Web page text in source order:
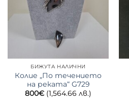
БИЖУТА НАЛИЧНИ
Колие „По течението
на реката“ G729
800€ (1,564.66 лв.)